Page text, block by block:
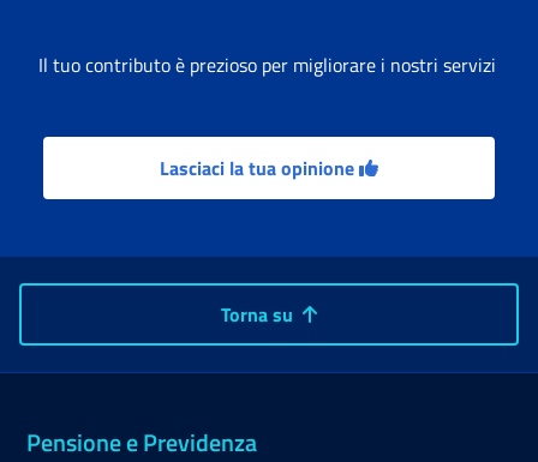
Il tuo contributo è prezioso per migliorare i nostri servizi
Lasciaci la tua opinione
Torna su
Pensione e Previdenza